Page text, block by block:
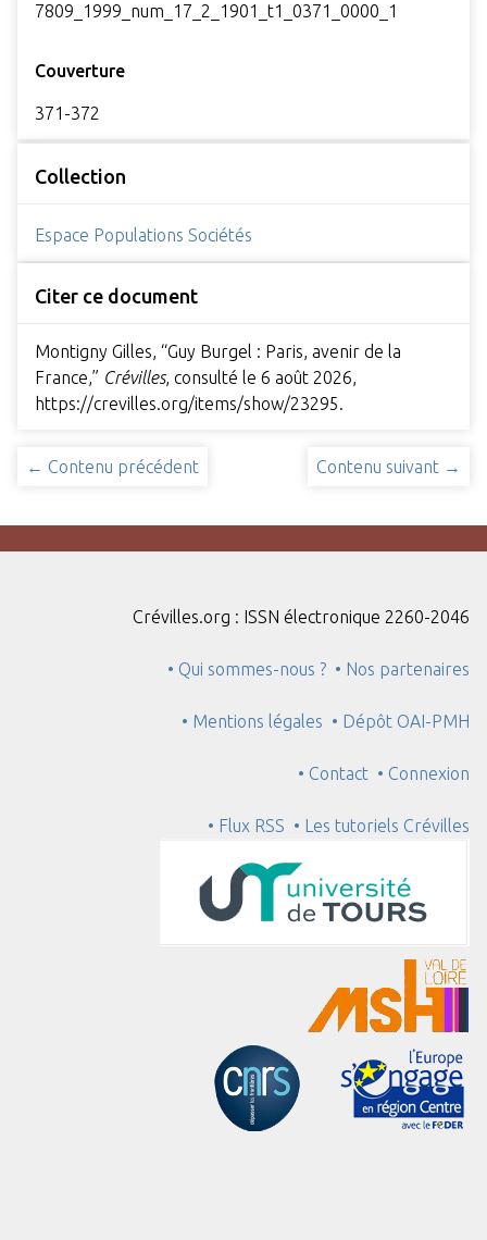
7809_1999_num_17_2_1901_t1_0371_0000_1
Couverture
371-372
Collection
Espace Populations Sociétés
Citer ce document
Montigny Gilles, “Guy Burgel : Paris, avenir de la
France,” Crévilles, consulté le 6 août 2026,
https://crevilles.org/items/show/23295.
← Contenu précédent Contenu suivant →
Crévilles.org : ISSN électronique 2260-2046
• Qui sommes-nous ? • Nos partenaires
• Mentions légales • Dépôt OAI-PMH
• Contact • Connexion
• Flux RSS • Les tutoriels Crévilles